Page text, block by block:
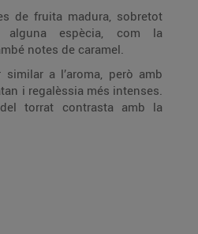
de fruita madura, sobretot
alguna espècia, com la
notes de caramel.
similar a l’aroma, però amb
i regalèssia més intenses.
del torrat contrasta amb la